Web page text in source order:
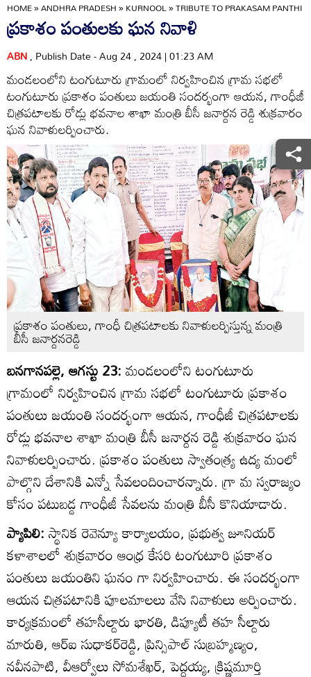
HOME»ANDHRA PRADESH»KURNOOL»TRIBUTE TO PRAKASAM PANTHI
ప్రకాశం పంతులకు ఘన నివాళి
ABN, Publish Date - Aug 24 , 2024 | 01:23 AM
మండలంలోని టంగుటూరు గ్రామంలో నిర్వహించిన గ్రామ సభలో
టంగుటూరు ప్రకాశం పంతులు జయంతి సందర్భంగా ఆయన, గాంధీజీ
చిత్రపటాలకు రోడ్లు భవనాల శాఖా మంత్రి బీసీ జనార్దన రెడ్డి శుక్రవారం
ఘన నివాళులర్పించారు.
ప్రకాశం పంతులు, గాంధీ చిత్రపటాలకు నివాళులర్పిస్తున్న మంత్రి
బీసీ జనార్దనరెడ్డి
బనగానపల్లె, ఆగస్టు 23:మండలంలోని టంగుటూరు
గ్రామంలో నిర్వహించిన గ్రామ సభలో టంగుటూరు ప్రకాశం
పంతులు జయంతి సందర్భంగా ఆయన, గాంధీజీ చిత్రపటాలకు
రోడ్లు భవనాల శాఖా మంత్రి బీసీ జనార్దన రెడ్డి శుక్రవారం ఘన
నివాళులర్పించారు. ప్రకాశం పంతులు స్వాతంత్య్ర ఉద్య మంలో
పాల్గొని దేశానికి ఎన్నో సేవలందించారన్నారు. గ్రా మ స్వరాజ్యం
కోసం పటుబడ్డ గాంధీజీ సేవలను మంత్రి బీసీ కొనియాడారు.
ప్యాపిలి:స్థానిక రెవెన్యూ కార్యాలయం, ప్రభుత్వ జూనియర్‌
కళాశాలలో శుక్రవారం ఆంధ్ర కేసరి టంగుటూరి ప్రకాశం
పంతులు జయంతిని ఘనం గా నిర్వహించారు. ఈ సందర్భంగా
ఆయన చిత్రపటానికి పూలమాలలు వేసి నివాళులు అర్పించారు.
కార్యక్రమంలో తహసీల్దారు భారతి, డిప్యూటీ తహ సీల్దారు
మారుతి, ఆర్‌ఐ సుధాకర్‌రెడ్డి, ప్రిన్సిపాల్‌ సుబ్రహ్మణ్యం,
నవీనపాటి, వీఆర్వోలు సోమశేఖర్‌, పెద్దయ్య, క్రిష్ణమూర్తి